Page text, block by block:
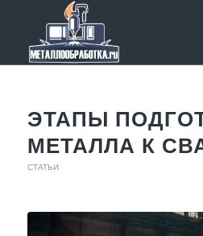
ЭТАПЫ
МЕТАЛЛА К
СТАТЬИ